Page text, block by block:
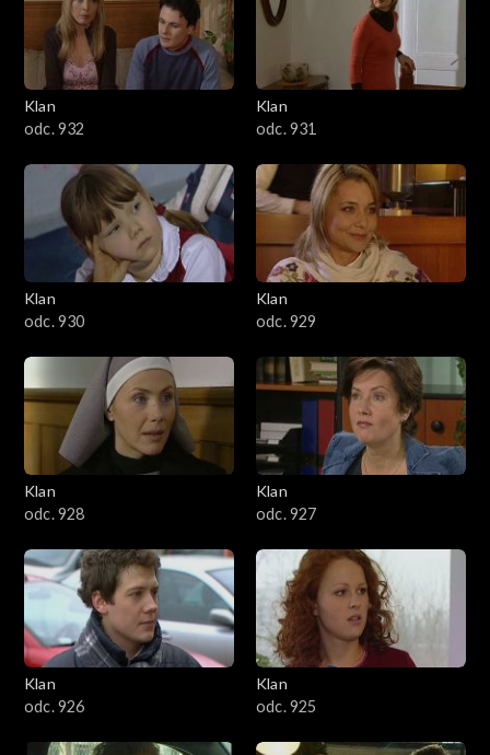
Klan
odc. 932
Klan
odc. 931
Klan
odc. 930
Klan
odc. 929
Klan
odc. 928
Klan
odc. 927
Klan
odc. 926
Klan
odc. 925